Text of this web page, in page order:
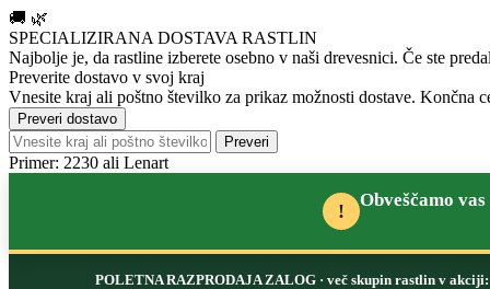
🚚 🌿
SPECIALIZIRANA DOSTAVA RASTLIN
Najbolje je, da rastline izberete osebno v naši drevesnici. Če ste
Preverite dostavo v svoj kraj
Vnesite kraj ali poštno številko za prikaz možnosti dostave. Končna
Preveri dostavo
Preveri
Primer: 2230 ali Lenart
! Obveščamo
POLETNA RAZPRODAJA ZALOG· več skupin rastlin v